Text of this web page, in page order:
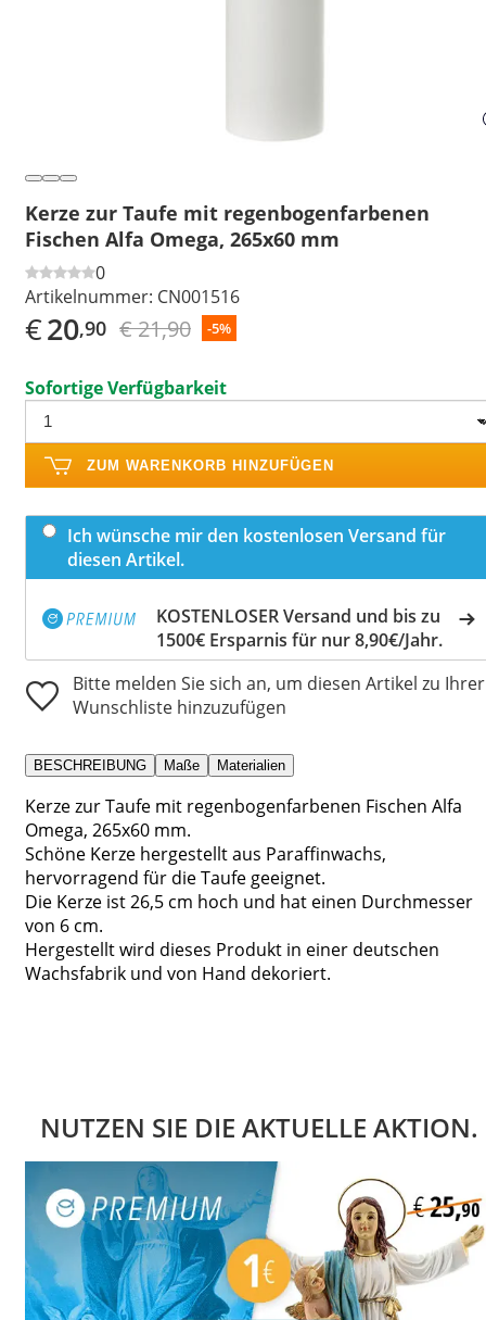
Kerze zur Taufe mit regenbogenfarbenen
Fischen Alfa Omega, 265x60 mm
0
Artikelnummer: CN001516
€20,90 € 21,90 -5%
Sofortige Verfügbarkeit
ZUM WARENKORB HINZUFÜGEN
Ich wünsche mir den kostenlosen Versand für
diesen Artikel.
KOSTENLOSER Versand und bis zu
1500€ Ersparnis für nur 8,90€/Jahr.
Bitte melden Sie sich an, um diesen Artikel zu Ihrer
Wunschliste hinzuzufügen
BESCHREIBUNG Maße Materialien
Kerze zur Taufe mit regenbogenfarbenen Fischen Alfa
Omega, 265x60 mm.
Schöne Kerze hergestellt aus Paraffinwachs,
hervorragend für die Taufe geeignet.
Die Kerze ist 26,5 cm hoch und hat einen Durchmesser
von 6 cm.
Hergestellt wird dieses Produkt in einer deutschen
Wachsfabrik und von Hand dekoriert.
NUTZEN SIE DIE AKTUELLE AKTION.